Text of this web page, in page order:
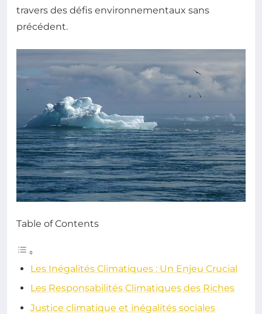
travers des défis environnementaux sans
précédent.
Table of Contents
Les Inégalités Climatiques : Un Enjeu Crucial
Les Responsabilités Climatiques des Riches
Justice climatique et inégalités sociales